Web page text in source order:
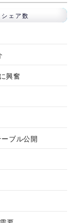
シェア数
興奮
ブル公開